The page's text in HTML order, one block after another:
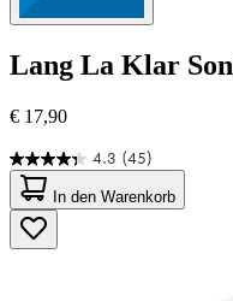
Lang La Klar
€ 17,90
4.3 (45)
4.3
von
5
Sternen.
45
In den Warenkorb